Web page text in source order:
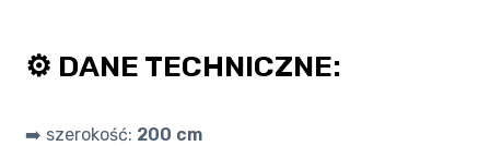
⚙️ DANE TECHNICZNE:
➡️ szerokość: 200 cm